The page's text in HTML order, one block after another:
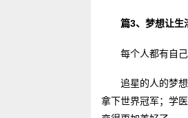
篇3、梦想让生
每个人都有自
追星的人的梦
拿下世界冠军；学